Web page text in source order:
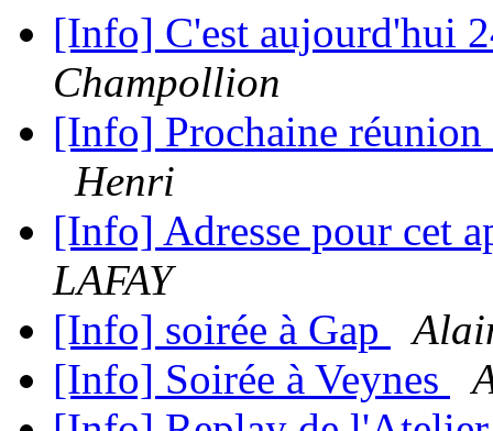
[Info] C'est aujourd'hui
Champollion
[Info] Prochaine
Henri
[Info] Adresse pour cet
LAFAY
[Info] soirée à Gap
[Info] Soirée à Veynes